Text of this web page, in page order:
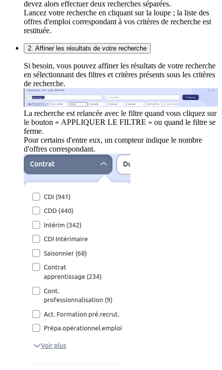
devez alors effectuer deux recherches séparées.
Lancez votre recherche en cliquant sur la loupe ; la liste des
offres d'emploi correspondant à vos critères de recherche est
restituée.
2. Affiner les résultats de votre recherche
Si besoin, vous pouvez affiner les résultats de votre recherche
en sélectionnant des filtres et critères présents sous les critères
de recherche.
La recherche est relancée avec le filtre quand vous cliquez sur
le bouton « APPLIQUER LE FILTRE » ou quand le filtre se
ferme.
Pour certains d'entre eux, un compteur indique le nombre
d'offres correspondant.